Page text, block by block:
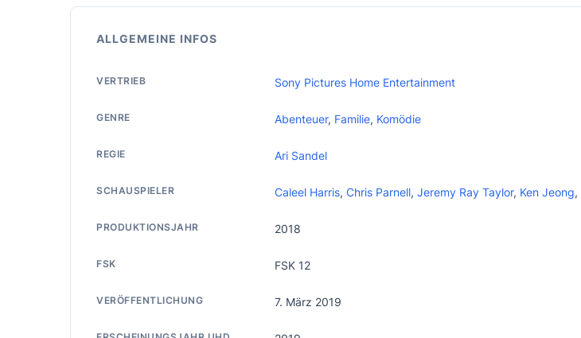
ALLGEMEINE INFOS
VERTRIEB Sony Pictures Home Entertainment
GENRE Abenteuer, Familie, Komödie
REGIE Ari Sandel
SCHAUSPIELER Caleel Harris, Chris Parnell, Jeremy Ray Taylor, Ken Jeong,
PRODUKTIONSJAHR 2018
FSK FSK 12
VERÖFFENTLICHUNG 7. März 2019